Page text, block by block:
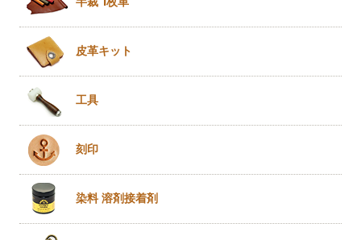
皮革キット
工具
刻印
染料 溶剤接着剤